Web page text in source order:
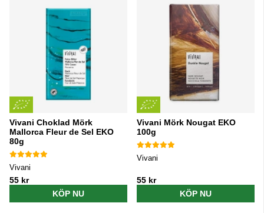
Vivani Choklad Mörk
Mallorca Fleur de Sel EKO
80g
Vivani
55 kr
KÖP NU
Vivani Mörk Nougat EKO
100g
Vivani
55 kr
KÖP NU